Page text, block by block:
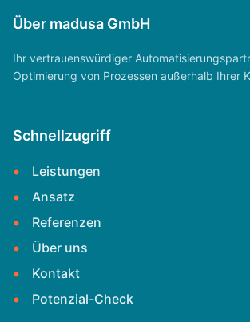
Über madusa GmbH
Ihr vertrauenswürdiger
Optimierung von Prozessen außerhalb Ihrer
Schnellzugriff
Leistungen
Ansatz
Referenzen
Über uns
Kontakt
Potenzial-Check